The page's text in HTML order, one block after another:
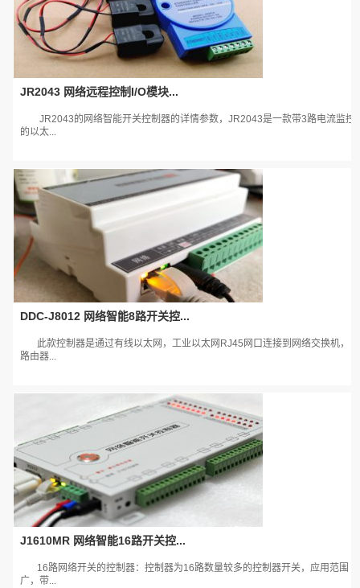
JR2043 网络远程控制I/O模块...
JR2043的网络智能开关控制器的详情参数，JR2043是一款带3路电流监控
的以太...
DDC-J8012 网络智能8路开关控...
此款控制器是通过有线以太网，工业以太网RJ45网口连接到网络交换机，
路由器...
J1610MR 网络智能16路开关控...
16路网络开关的控制器：控制器为16路数量较多的控制器开关，应用范围
广，带...